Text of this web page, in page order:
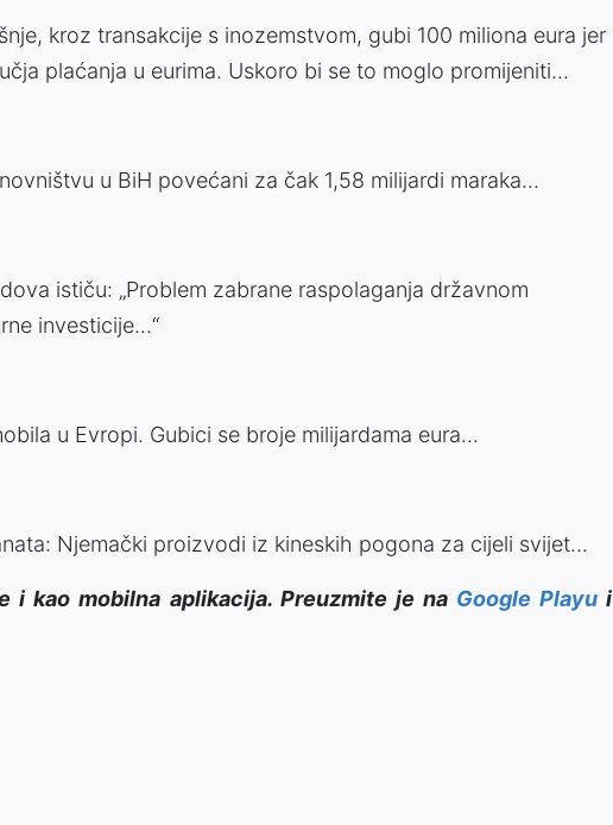
kroz transakcije s inozemstvom, gubi 100 miliona eura jer
plaćanja u eurima. Uskoro bi se to moglo promijeniti...
u BiH povećani za čak 1,58 milijardi maraka...
ističu: „Problem zabrane raspolaganja državnom
investicije...“
u Evropi. Gubici se broje milijardama eura...
Njemački proizvodi iz kineskih pogona za cijeli svijet...
i kao mobilna aplikacija. Preuzmite je na Google Playui